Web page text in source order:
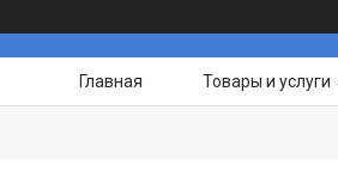
Главная Товары и услуги